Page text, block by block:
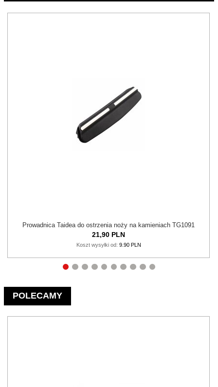
Prowadnica Taidea do ostrzenia noży na kamieniach TG1091
21,90 PLN
Koszt wysyłki od: 9.90 PLN
POLECAMY